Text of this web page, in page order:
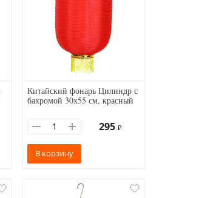
Китайский фонарь Цилиндр с
бахромой 30х55 см, красный
295 ₽
В корзину